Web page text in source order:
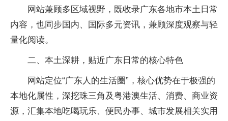
网站兼顾多区域视野，既收录广东各地市本土日常
内容，也同步国内、国际多元资讯，兼顾深度观察与轻
量化阅读。
二、本土深耕，贴近广东日常的核心特色
网站定位“广东人的生活圈”，核心优势在于极强的
本地化属性，深挖珠三角及粤港澳生活、消费、商业资
源，汇集本地吃喝玩乐、便民办事、城市发展相关实用